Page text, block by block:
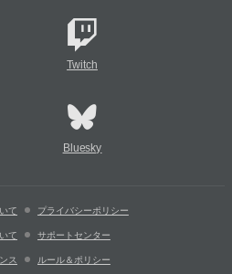
Twitch
Bluesky
て プライバシーポリシー
て サポートセンター
ス ルール＆ポリシー